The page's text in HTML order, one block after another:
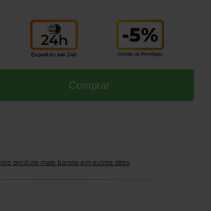
Comprar
produto mais barato em outros sites